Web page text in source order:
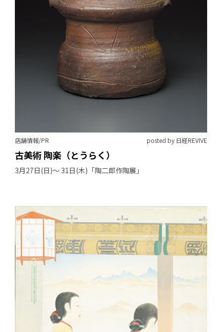
店舗情報/PR posted by 日経REVIVE
古美術 陶楽（とうらく）
3月27日(日)〜 31日(木)「陶二郎作陶展」